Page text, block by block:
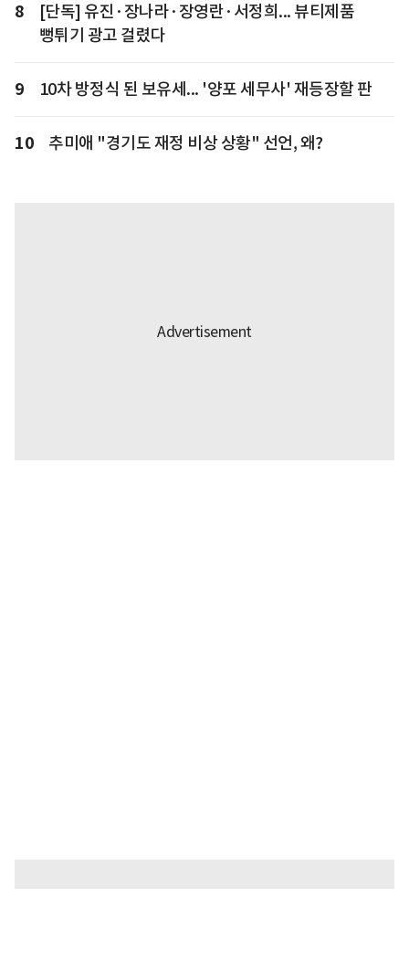
8
[단독] 유진·장나라·장영란·서정희... 뷰티제품
뻥튀기 광고 걸렸다
9 10차 방정식 된 보유세... '양포 세무사' 재등장할 판
10 추미애 "경기도 재정 비상 상황" 선언, 왜?